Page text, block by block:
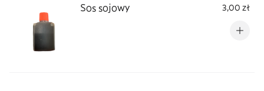
Sos sojowy 3,00 zł